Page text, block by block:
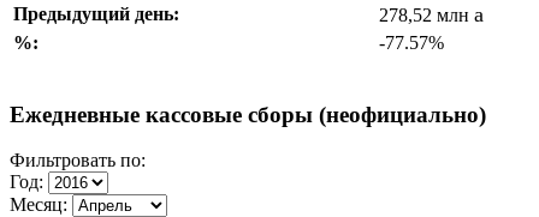
Предыдущий день: 278,52 млн a
%: -77.57%
Ежедневные кассовые сборы (неофициально)
Фильтровать по:
Год:
Месяц: